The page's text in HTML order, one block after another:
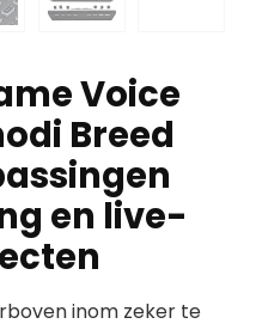
Voice
Breed
en live-
inom zeker te